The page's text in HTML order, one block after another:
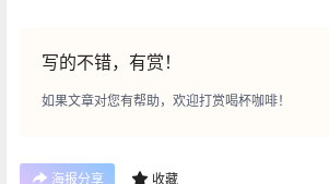
写的不错，有赏！
如果文章对您有帮助，欢迎打赏喝杯咖啡！
海报分享 收藏